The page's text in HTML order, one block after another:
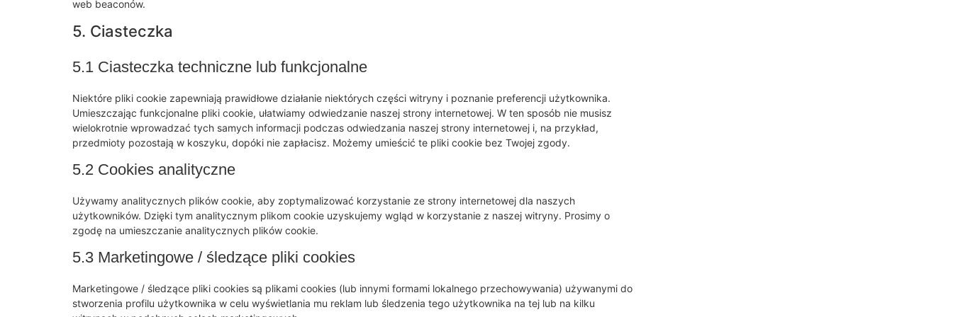
web beaconów.
5. Ciasteczka
5.1 Ciasteczka techniczne lub funkcjonalne
Niektóre pliki cookie zapewniają prawidłowe działanie niektórych części witryny i poznanie preferencji użytkownika.
Umieszczając funkcjonalne pliki cookie, ułatwiamy odwiedzanie naszej strony internetowej. W ten sposób nie musisz
wielokrotnie wprowadzać tych samych informacji podczas odwiedzania naszej strony internetowej i, na przykład,
przedmioty pozostają w koszyku, dopóki nie zapłacisz. Możemy umieścić te pliki cookie bez Twojej zgody.
5.2 Cookies analityczne
Używamy analitycznych plików cookie, aby zoptymalizować korzystanie ze strony internetowej dla naszych
użytkowników. Dzięki tym analitycznym plikom cookie uzyskujemy wgląd w korzystanie z naszej witryny. Prosimy o
zgodę na umieszczanie analitycznych plików cookie.
5.3 Marketingowe / śledzące pliki cookies
Marketingowe / śledzące pliki cookies są plikami cookies (lub innymi formami lokalnego przechowywania) używanymi do
stworzenia profilu użytkownika w celu wyświetlania mu reklam lub śledzenia tego użytkownika na tej lub na kilku